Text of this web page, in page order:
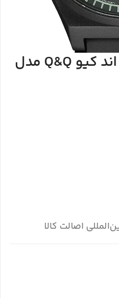
ساعت مچی مردانه کیو اند کیو Q&Q مدل
اصالت کالا